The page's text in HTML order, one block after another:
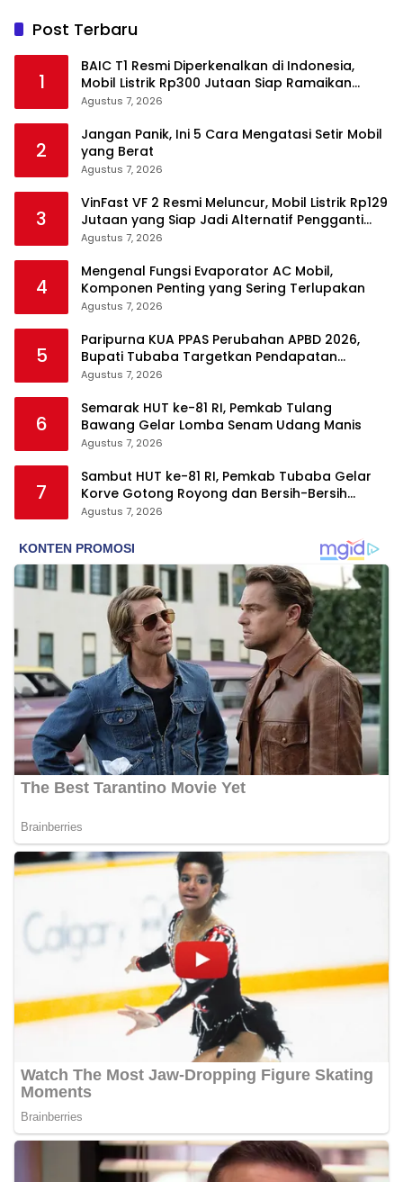
Post Terbaru
1
BAIC T1 Resmi Diperkenalkan di Indonesia,
Mobil Listrik Rp300 Jutaan Siap Ramaikan
Pasar EV
Agustus 7, 2026
2
Jangan Panik, Ini 5 Cara Mengatasi Setir Mobil
yang Berat
Agustus 7, 2026
3
VinFast VF 2 Resmi Meluncur, Mobil Listrik Rp129
Jutaan yang Siap Jadi Alternatif Pengganti
Motor
Agustus 7, 2026
4
Mengenal Fungsi Evaporator AC Mobil,
Komponen Penting yang Sering Terlupakan
Agustus 7, 2026
5
Paripurna KUA PPAS Perubahan APBD 2026,
Bupati Tubaba Targetkan Pendapatan
Daerah Rp820,3 Miliar
Agustus 7, 2026
6
Semarak HUT ke-81 RI, Pemkab Tulang
Bawang Gelar Lomba Senam Udang Manis
Agustus 7, 2026
7
Sambut HUT ke-81 RI, Pemkab Tubaba Gelar
Korve Gotong Royong dan Bersih-Bersih
Serentak
Agustus 7, 2026